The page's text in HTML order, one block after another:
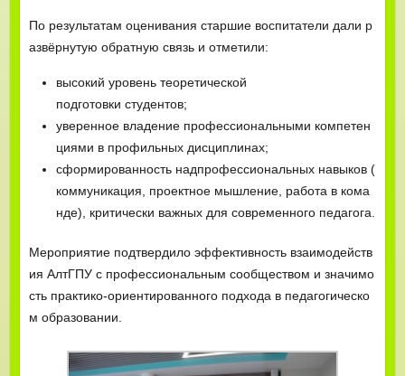
По результатам оценивания старшие воспитатели дали р
азвёрнутую обратную связь и отметили:
высокий уровень теоретической
подготовки студентов;
уверенное владение профессиональными компетен
циями в профильных дисциплинах;
сформированность надпрофессиональных навыков (
коммуникация, проектное мышление, работа в кома
нде), критически важных для современного педагога.
Мероприятие подтвердило эффективность взаимодейств
ия АлтГПУ с профессиональным сообществом и значимо
сть практико‑ориентированного подхода в педагогическо
м образовании.